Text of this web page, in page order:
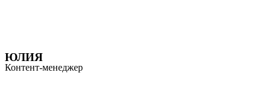
ЮЛИЯ
Контент-менеджер